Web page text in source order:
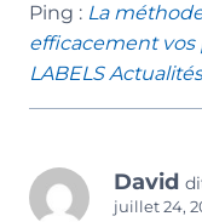
Ping : La
efficacement vos
LABELS
David
juillet 24,